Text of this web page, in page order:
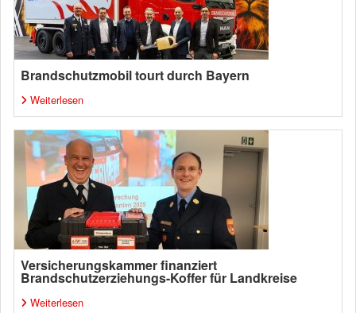
Brandschutzmobil tourt durch Bayern
Weiterlesen
Versicherungskammer finanziert
Brandschutzerziehungs-Koffer für Landkreise
Weiterlesen